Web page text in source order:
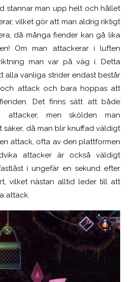
stannar man upp helt och hållet
vilket gör att man aldrig riktigt
då många fiender kan gå lika
Om man attackerar i luften
man var på väg i. Detta
alla vanliga strider endast består
attack och bara hoppas att
Det finns sätt att både
attacker, men skölden man
säker, då man blir knuffad väldigt
attack, ofta av den plattformen
attacker är också väldigt
i ungefär en sekund efter
vilket nästan alltid leder till att
attack.